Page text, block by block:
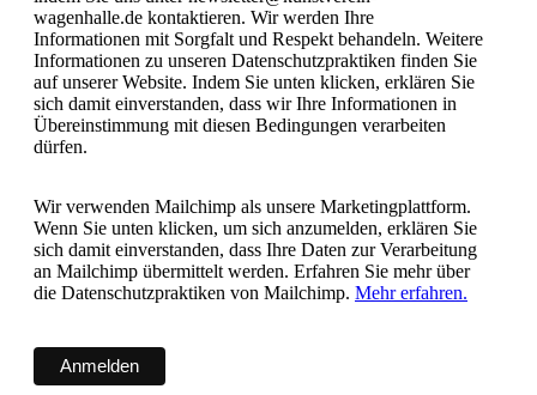
wagenhalle.de kontaktieren. Wir werden Ihre
Informationen mit Sorgfalt und Respekt behandeln. Weitere
Informationen zu unseren Datenschutzpraktiken finden Sie
auf unserer Website. Indem Sie unten klicken, erklären Sie
sich damit einverstanden, dass wir Ihre Informationen in
Übereinstimmung mit diesen Bedingungen verarbeiten
dürfen.
Wir verwenden Mailchimp als unsere Marketingplattform.
Wenn Sie unten klicken, um sich anzumelden, erklären Sie
sich damit einverstanden, dass Ihre Daten zur Verarbeitung
an Mailchimp übermittelt werden. Erfahren Sie mehr über
die Datenschutzpraktiken von Mailchimp. Mehr erfahren.